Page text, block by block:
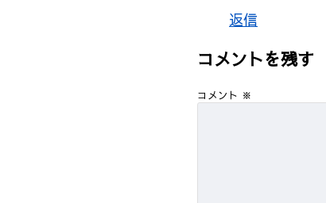
返信
コメントを残す
コメント ※